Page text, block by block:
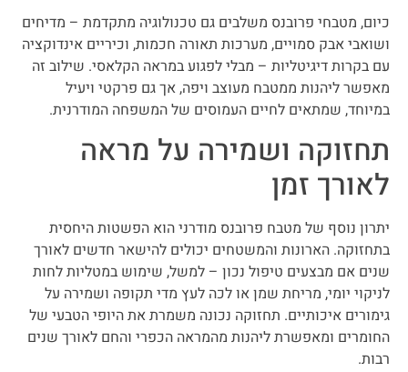
כיום, מטבחי פרובנס משלבים גם טכנולוגיה מתקדמת – מדיחים
ושואבי אבק סמויים, מערכות תאורה חכמות, וכיריים אינדוקציה
עם בקרות דיגיטליות – מבלי לפגוע במראה הקלאסי. שילוב זה
מאפשר ליהנות ממטבח מעוצב ויפה, אך גם פרקטי ויעיל
במיוחד, שמתאים לחיים העמוסים של המשפחה המודרנית.
תחזוקה ושמירה על מראה
לאורך זמן
יתרון נוסף של מטבח פרובנס מודרני הוא הפשטות היחסית
בתחזוקה. הארונות והמשטחים יכולים להישאר חדשים לאורך
שנים אם מבצעים טיפול נכון – למשל, שימוש במטליות לחות
לניקוי יומי, מריחת שמן או לכה לעץ מדי תקופה ושמירה על
גימורים איכותיים. תחזוקה נכונה משמרת את היופי הטבעי של
החומרים ומאפשרת ליהנות מהמראה הכפרי והחם לאורך שנים
רבות.